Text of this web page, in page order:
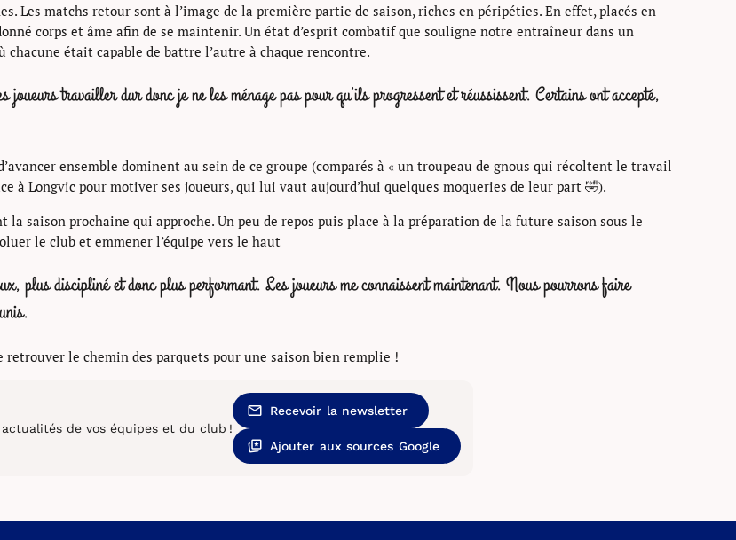
Les matchs retour sont à l’image de la première partie de saison, riches en péripéties. En effet, placés en
corps et âme afin de se maintenir. Un état d’esprit combatif que souligne notre entraîneur dans un
chacune était capable de battre l’autre à chaque rencontre.
travailler dur donc je ne les ménage pas pour qu’ils progressent et réussissent. Certains ont accepté,
ensemble dominent au sein de ce groupe (comparés à « un troupeau de gnous qui récoltent le travail
à Longvic pour motiver ses joueurs, qui lui vaut aujourd’hui quelques moqueries de leur part 🤣).
saison prochaine qui approche. Un peu de repos puis place à la préparation de la future saison sous le
le club et emmener l’équipe vers le haut
plus discipliné et donc plus performant. Les joueurs me connaissent maintenant. Nous pourrons faire
le chemin des parquets pour une saison bien remplie !
de vos équipes et du club !
Recevoir la newsletter
Ajouter aux sources Google